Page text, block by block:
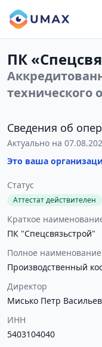
ПК
технического
Сведения об
Актуально на
Это ваша
Статус
Аттестат действителен
Краткое
ПК "Спецсвязьстрой"
Полное наименование
Производственный
Директор
Мисько Петр
ИНН
5403104040